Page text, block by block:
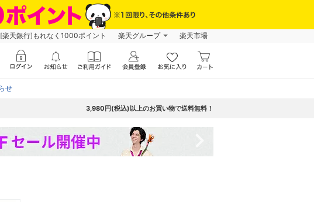
[楽天銀行]もれなく1000ポイント 楽天グループ 楽天市場
せ
3,980円(税込)以上のお買い物で送料無料！